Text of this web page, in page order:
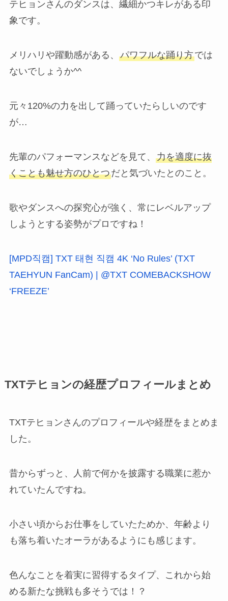
テヒョンさんのダンスは、繊細かつキレがある印
象です。
メリハリや躍動感がある、 パワフルな踊り方では
ないでしょうか^^
元々120%の力を出して踊っていたらしいのです
が…
先輩のパフォーマンスなどを見て、 力を適度に抜
くことも魅せ方のひとつだと気づいたとのこと。
歌やダンスへの探究心が強く、常にレベルアップ
しようとする姿勢がプロですね！
[MPD직캠] TXT 태현 직캠 4K ‘No Rules’ (TXT
TAEHYUN FanCam) | @TXT COMEBACKSHOW
‘FREEZE’
TXTテヒョンの経歴プロフィールまとめ
TXTテヒョンさんのプロフィールや経歴をまとめま
した。
昔からずっと、人前で何かを披露する職業に惹か
れていたんですね。
小さい頃からお仕事をしていたためか、年齢より
も落ち着いたオーラがあるようにも感じます。
色んなことを着実に習得するタイプ、これから始
める新たな挑戦も多そうでは！？